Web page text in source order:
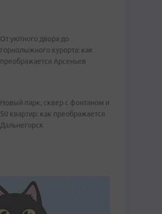
От уютного двора до
горнолыжного курорта: как
преображается Арсеньев
Новый парк, сквер с фонтаном и
50 квартир: как преображается
Дальнегорск